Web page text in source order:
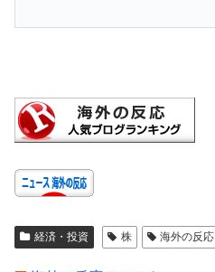
経済・投資 株 海外の反応